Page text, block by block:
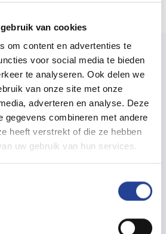
van cookies
om content en advertenties te
voor social media te bieden
te analyseren. Ook delen we
van onze site met onze
adverteren en analyse. Deze
gegevens combineren met andere
heeft verstrekt of die ze hebben
uw gebruik van hun services.
bv
2910 Essen (B)
& Consultancy is lid van hetBIV
Brussel. Onderworpen aan de
het BIV
CIB-